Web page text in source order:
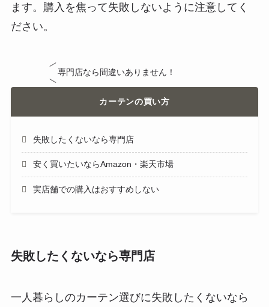
ます。購入を焦って失敗しないように注意してく
ださい。
専門店なら間違いありません！
カーテンの買い方
失敗したくないなら専門店
安く買いたいならAmazon・楽天市場
実店舗での購入はおすすめしない
失敗したくないなら専門店
一人暮らしのカーテン選びに失敗したくないなら